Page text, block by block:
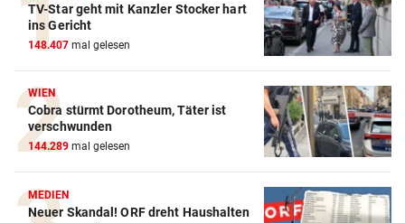
TV-Star geht mit Kanzler Stocker hart
ins Gericht
148.407 mal gelesen
WIEN
Cobra stürmt Dorotheum, Täter ist
verschwunden
144.289 mal gelesen
MEDIEN
Neuer Skandal! ORF dreht Haushalten